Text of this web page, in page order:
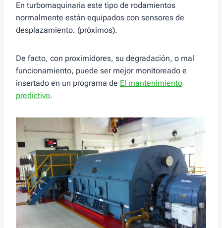
En turbomaquinaria este tipo de rodamientos
normalmente están equipados con sensores de
desplazamiento. (próximos).
De facto, con proximidores, su degradación, o mal
funcionamiento, puede ser mejor monitoreado e
insertado en un programa de El mantenimiento
predictivo.